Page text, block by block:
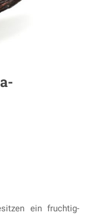
ein fruchtig-